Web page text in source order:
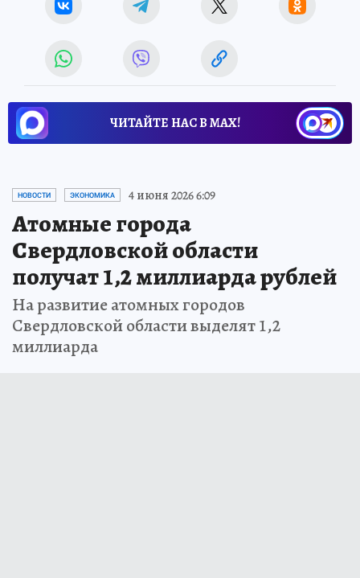
ЧИТАЙТЕ НАС В МАХ!
НОВОСТИ ЭКОНОМИКА 4 июня 2026 6:09
Атомные города
Свердловской области
получат 1,2 миллиарда рублей
На развитие атомных городов
Свердловской области выделят 1,2
миллиарда